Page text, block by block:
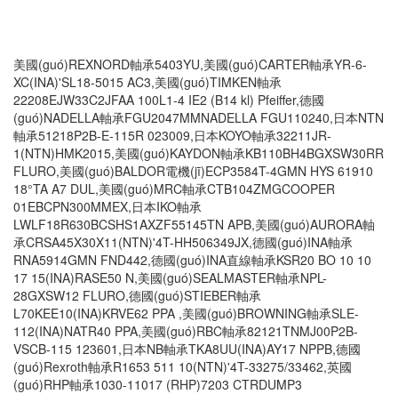
美國(guó)REXNORD軸承5403YU,美國(guó)CARTER軸承YR-6-
XC(INA)'SL18-5015 AC3,美國(guó)TIMKEN軸承
22208EJW33C2JFAA 100L1-4 IE2 (B14 kl) Pfeiffer,德國
(guó)NADELLA軸承FGU2047MMNADELLA FGU110240,日本NTN
軸承51218P2B-E-115R 023009,日本KOYO軸承32211JR-
1(NTN)HMK2015,美國(guó)KAYDON軸承KB110BH4BGXSW30RR
FLURO,美國(guó)BALDOR電機(jī)ECP3584T-4GMN HYS 61910
18°TA A7 DUL,美國(guó)MRC軸承CTB104ZMGCOOPER
01EBCPN300MMEX,日本IKO軸承
LWLF18R630BCSHS1AXZF55145TN APB,美國(guó)AURORA軸
承CRSA45X30X11(NTN)'4T-HH506349JX,德國(guó)INA軸承
RNA5914GMN FND442,德國(guó)INA直線軸承KSR20 BO 10 10
17 15(INA)RASE50 N,美國(guó)SEALMASTER軸承NPL-
28GXSW12 FLURO,德國(guó)STIEBER軸承
L70KEE10(INA)KRVE62 PPA ,美國(guó)BROWNING軸承SLE-
112(INA)NATR40 PPA,美國(guó)RBC軸承82121TNMJ00P2B-
VSCB-115 123601,日本NB軸承TKA8UU(INA)AY17 NPPB,德國
(guó)Rexroth軸承R1653 511 10(NTN)'4T-33275/33462,英國
(guó)RHP軸承1030-11017 (RHP)7203 CTRDUMP3